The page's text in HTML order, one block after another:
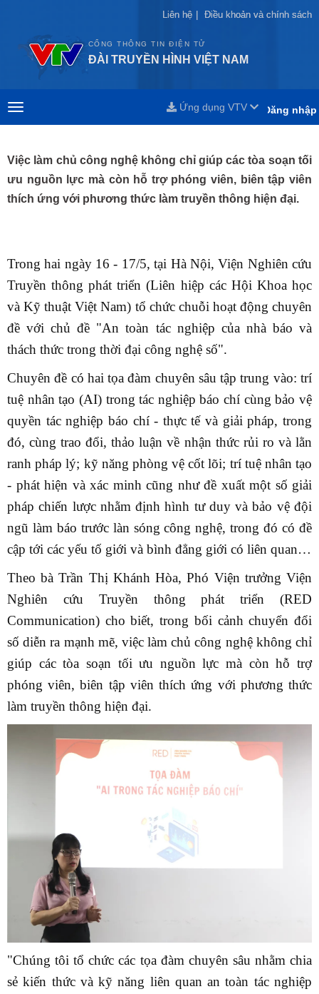
Liên hệ Điều khoản và chính sách
Liên hệ Điều khoản và chính sách
CỔNG THÔNG TIN ĐIỆN TỬ
ĐÀI TRUYỀN HÌNH VIỆT NAM
Đăng nhập
Ứng dụng VTV
Việc làm chủ công nghệ không chỉ giúp các tòa soạn tối
ưu nguồn lực mà còn hỗ trợ phóng viên, biên tập viên
thích ứng với phương thức làm truyền thông hiện đại.
Trong hai ngày 16 - 17/5, tại Hà Nội, Viện Nghiên cứu
Truyền thông phát triển (Liên hiệp các Hội Khoa học
và Kỹ thuật Việt Nam) tổ chức chuỗi hoạt động chuyên
đề với chủ đề "An toàn tác nghiệp của nhà báo và
thách thức trong thời đại công nghệ số".
Chuyên đề có hai tọa đàm chuyên sâu tập trung vào: trí
tuệ nhân tạo (AI) trong tác nghiệp báo chí cùng bảo vệ
quyền tác nghiệp báo chí - thực tế và giải pháp, trong
đó, cùng trao đổi, thảo luận về nhận thức rủi ro và lằn
ranh pháp lý; kỹ năng phòng vệ cốt lõi; trí tuệ nhân tạo
- phát hiện và xác minh cũng như đề xuất một số giải
pháp chiến lược nhằm định hình tư duy và bảo vệ đội
ngũ làm báo trước làn sóng công nghệ, trong đó có đề
cập tới các yếu tố giới và bình đẳng giới có liên quan…
Theo bà Trần Thị Khánh Hòa, Phó Viện trưởng Viện
Nghiên cứu Truyền thông phát triển (RED
Communication) cho biết, trong bối cảnh chuyển đổi
số diễn ra mạnh mẽ, việc làm chủ công nghệ không chỉ
giúp các tòa soạn tối ưu nguồn lực mà còn hỗ trợ
phóng viên, biên tập viên thích ứng với phương thức
làm truyền thông hiện đại.
"Chúng tôi tổ chức các tọa đàm chuyên sâu nhằm chia
sẻ kiến thức và kỹ năng liên quan an toàn tác nghiệp